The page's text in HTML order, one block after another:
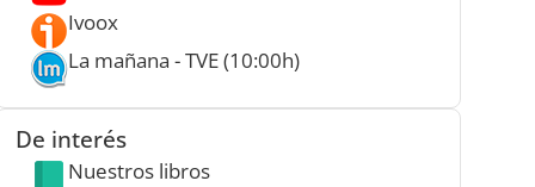
Ivoox
La mañana - TVE (10:00h)
De interés
Nuestros libros